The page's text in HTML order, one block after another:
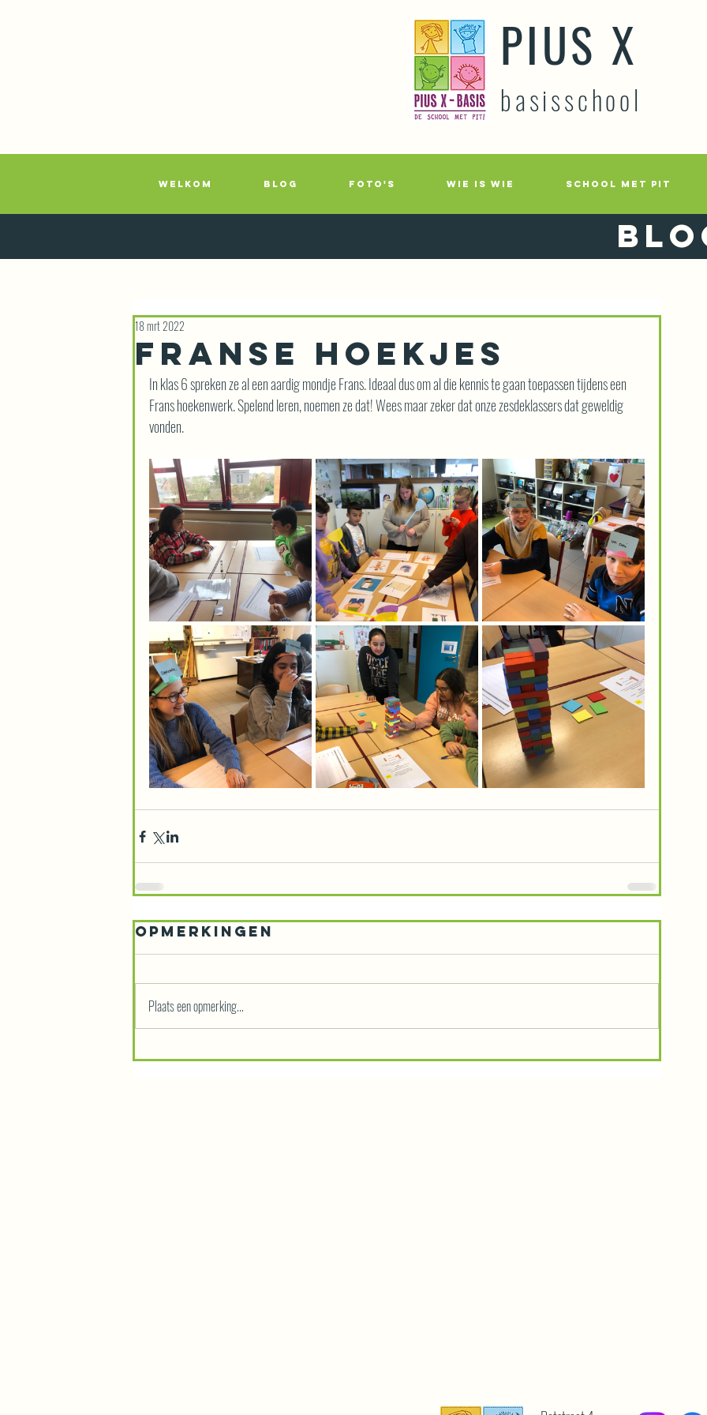
PIUS X
basisschool
WELKOM BLOG FOTO'S WIE IS WIE SCHOOL MET PIT
Franse hoekjes
18 mrt 2022
In klas 6 spreken ze al een aardig mondje Frans. Ideaal dus om al die kennis te gaan toepassen tijdens een
Frans hoekenwerk. Spelend leren, noemen ze dat! Wees maar zeker dat onze zesdeklassers dat geweldig
vonden.
Opmerkingen
Plaats een opmerking...